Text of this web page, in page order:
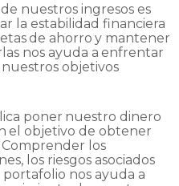
nuestros ingresos es
la estabilidad financiera
de ahorro y mantener
nos ayuda a enfrentar
nuestros objetivos
poner nuestro dinero
el objetivo de obtener
los
los riesgos asociados
nos ayuda a